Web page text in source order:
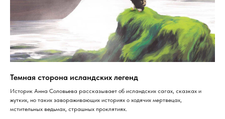
Темная сторона исландских легенд
Историк Анна Соловьева рассказывает об исландских сагах, сказках и
жутких, но таких завораживающих историях о ходячих мертвецах,
мстительных ведьмах, страшных проклятиях.